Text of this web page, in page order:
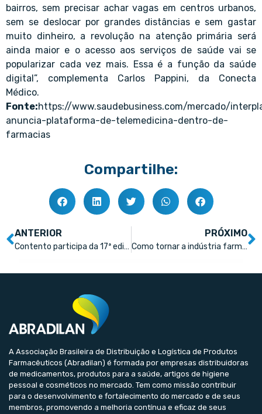
bairros, sem precisar achar vagas em centros urbanos,
sem se deslocar por grandes distâncias e sem gastar
muito dinheiro, a revolução na atenção primária será
ainda maior e o acesso aos serviços de saúde vai se
popularizar cada vez mais. Essa é a função da saúde
digital”, complementa Carlos Pappini, da Conecta
Médico.
Fonte:https://www.saudebusiness.com/mercado/
anuncia-plataforma-de-telemedicina-dentro-de-
farmacias
Compartilhe:
ANTERIOR
Contento participa da 17ª edição do Abradilan Conexão Farma com novidades
PRÓXIMO
Como tornar a indústria farmacêutica mais sustentável
A Associação Brasileira de Distribuição e Logística de Produtos
Farmacêuticos (Abradilan) é formada por empresas distribuidoras
de medicamentos, produtos para a saúde, artigos de higiene
pessoal e cosméticos no mercado. Tem como missão contribuir
para o desenvolvimento e fortalecimento do mercado e de seus
membros, promovendo a melhoria contínua e eficaz de seus